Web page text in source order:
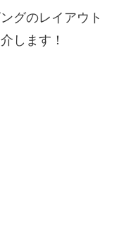
グのレイアウト
します！